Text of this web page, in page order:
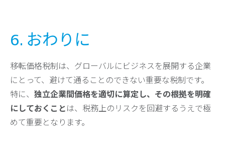
6. おわりに
移転価格税制は、グローバルにビジネスを展開する企業
にとって、避けて通ることのできない重要な税制です。
特に、 独立企業間価格を適切に算定し、その根拠を明確
にしておくこと は、税務上のリスクを回避するうえで極
めて重要となります。